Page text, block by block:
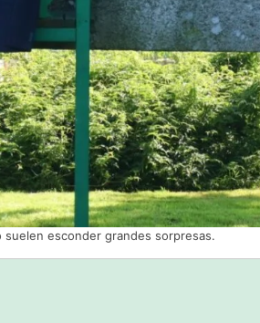
esconder grandes sorpresas.